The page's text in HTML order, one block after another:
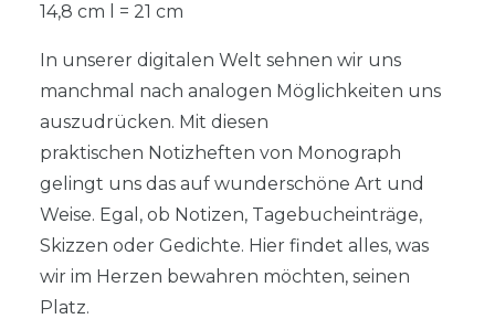
14,8 cm l = 21 cm
In unserer digitalen Welt sehnen wir uns
manchmal nach analogen Möglichkeiten uns
auszudrücken. Mit diesen
praktischen Notizheften von Monograph
gelingt uns das auf wunderschöne Art und
Weise. Egal, ob Notizen, Tagebucheinträge,
Skizzen oder Gedichte. Hier findet alles, was
wir im Herzen bewahren möchten, seinen
Platz.